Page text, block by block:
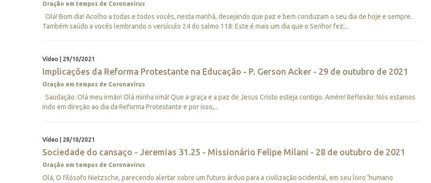
Oração em tempos de Coronavírus
Olá! Bom dia! Acolho a todas e todos vocês, nesta manhã, desejando que paz e bem conduzam o seu dia de hoje e sempre.
Também saúdo a vocês lembrando o versículo 24 do salmo 118: Este é mais um dia que o Senhor fez;...
Vídeo | 29/10/2021
Implicações da Reforma Protestante na Educação - P. Gerson Acker - 29 de outubro de 2021
Oração em tempos de Coronavírus
Saudação: Olá meu irmão! Olá minha irmã! Que a graça e a paz de Jesus Cristo esteja contigo. Amém! Reflexão: Nós estamos
indo em direção ao dia da Reforma Protestante e por isso,...
Vídeo | 28/10/2021
Sociedade do cansaço - Jeremias 31.25 - Missionário Felipe Milani - 28 de outubro de 2021
Oração em tempos de Coronavírus
Olá, O filósofo Nietzsche, parecendo alertar sobre um futuro árduo para a civilização ocidental, em seu livro ‘humano